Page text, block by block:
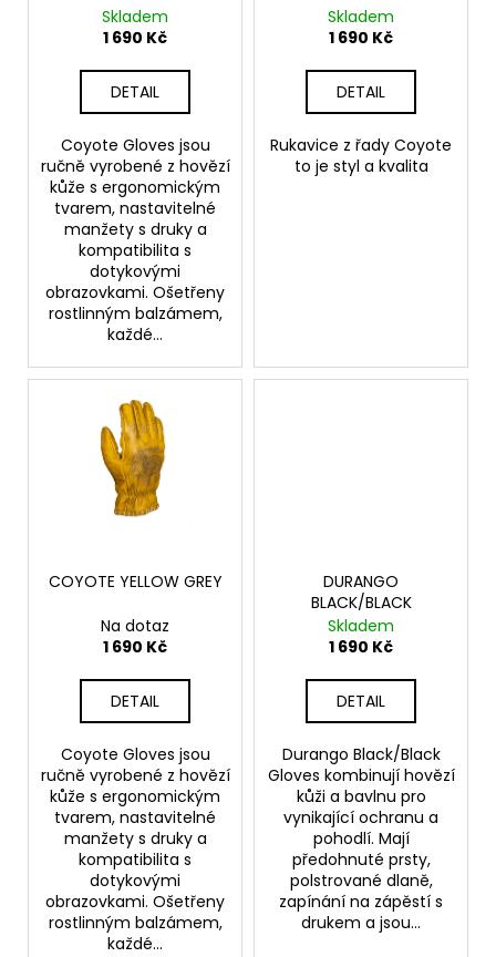
Skladem
1 690 Kč
DETAIL
Coyote Gloves jsou
ručně vyrobené z hovězí
kůže s ergonomickým
tvarem, nastavitelné
manžety s druky a
kompatibilita s
dotykovými
obrazovkami. Ošetřeny
rostlinným balzámem,
každé...
Skladem
1 690 Kč
DETAIL
Rukavice z řady Coyote
to je styl a kvalita
COYOTE YELLOW GREY
Na dotaz
1 690 Kč
DETAIL
Coyote Gloves jsou
ručně vyrobené z hovězí
kůže s ergonomickým
tvarem, nastavitelné
manžety s druky a
kompatibilita s
dotykovými
obrazovkami. Ošetřeny
rostlinným balzámem,
každé...
DURANGO
BLACK/BLACK
Skladem
1 690 Kč
DETAIL
Durango Black/Black
Gloves kombinují hovězí
kůži a bavlnu pro
vynikající ochranu a
pohodlí. Mají
předohnuté prsty,
polstrované dlaně,
zapínání na zápěstí s
drukem a jsou...
MOTOSHIRT
XTM®
OLIVE
Kč